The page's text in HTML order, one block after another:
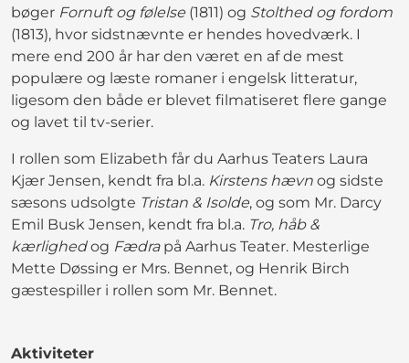
bøger Fornuft og følelse (1811) og Stolthed og fordom
(1813), hvor sidstnævnte er hendes hovedværk. I
mere end 200 år har den været en af de mest
populære og læste romaner i engelsk litteratur,
ligesom den både er blevet filmatiseret flere gange
og lavet til tv-serier.
I rollen som Elizabeth får du Aarhus Teaters Laura
Kjær Jensen, kendt fra bl.a. Kirstens hævn og sidste
sæsons udsolgte Tristan & Isolde, og som Mr. Darcy
Emil Busk Jensen, kendt fra bl.a. Tro, håb &
kærlighedog Fædra på Aarhus Teater. Mesterlige
Mette Døssing er Mrs. Bennet, og Henrik Birch
gæstespiller i rollen som Mr. Bennet.
Aktiviteter